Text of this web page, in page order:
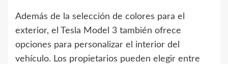
Además de la selección de colores para el
exterior, el Tesla Model 3 también ofrece
opciones para personalizar el interior del
vehículo. Los propietarios pueden elegir entre